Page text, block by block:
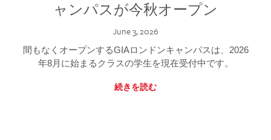
ャンパスが今秋オープン
June 3, 2026
間もなくオープンするGIAロンドンキャンパスは、2026
年8月に始まるクラスの学生を現在受付中です。
続きを読む